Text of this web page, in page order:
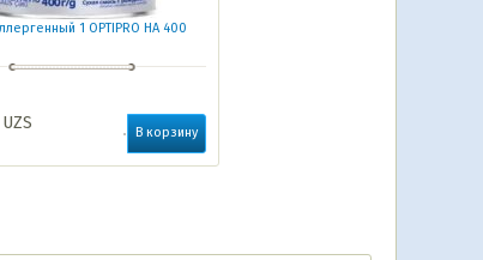
1 OPTIPRO HA 400
UZS В корзину